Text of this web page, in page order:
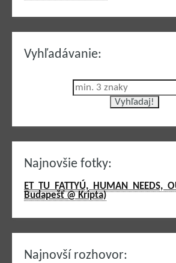
Vyhľadávanie:
Najnovšie fotky:
ET TU FATTYÚ, HUMAN NEEDS,
Budapešť @ Kripta)
Najnovší rozhovor: